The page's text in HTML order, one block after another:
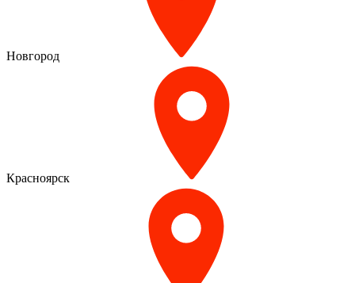
Новгород
Красноярск